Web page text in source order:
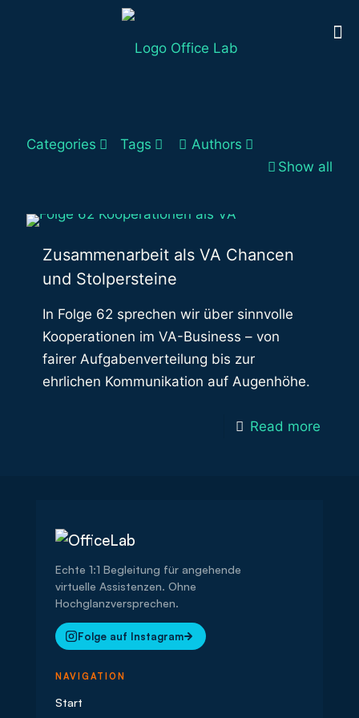
Categories Tags
Authors
Show all
Zusammenarbeit als VA Chancen
und Stolpersteine
In Folge 62 sprechen wir über sinnvolle
Kooperationen im VA-Business – von
fairer Aufgabenverteilung bis zur
ehrlichen Kommunikation auf Augenhöhe.
Read more
Echte 1:1 Begleitung für angehende
virtuelle Assistenzen. Ohne
Hochglanzversprechen.
Folge auf Instagram
NAVIGATION
Start